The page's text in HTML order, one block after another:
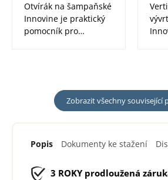
Otvírák na šampaňské
Innovine je praktický
pomocník pro
Zobrazit všechny související
Popis Dokumenty ke stažení
3 ROKYprodloužená